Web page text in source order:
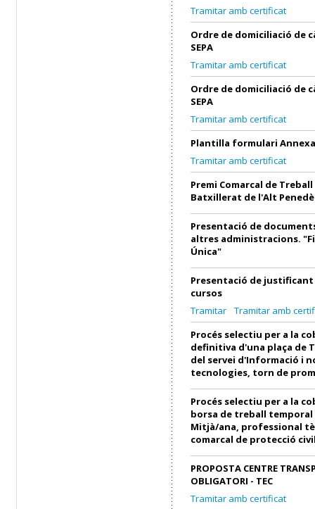
Tramitar amb certificat
Ordre de domiciliació de
SEPA
Tramitar amb certificat
Ordre de domiciliació de
SEPA
Tramitar amb certificat
Plantilla formulari Annexa
Tramitar amb certificat
Premi Comarcal de Treball
Batxillerat de l'Alt
Presentació de
altres administracions.
Única"
Presentació de
cursos
Tramitar
Tramitar amb
Procés selectiu per a la
definitiva d'una plaça de
del servei d'Informació i
tecnologies, torn de
Procés selectiu per a la
borsa de treball temporal
Mitjà/ana, professional
comarcal de protecció
PROPOSTA CENTRE
OBLIGATORI - TEC
Tramitar amb certificat